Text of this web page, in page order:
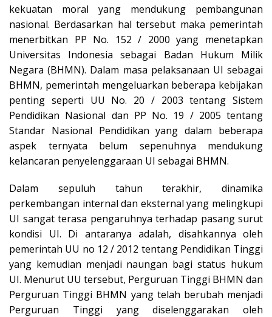
kekuatan moral yang mendukung pembangunan
nasional. Berdasarkan hal tersebut maka pemerintah
menerbitkan PP No. 152 / 2000 yang menetapkan
Universitas Indonesia sebagai Badan Hukum Milik
Negara (BHMN). Dalam masa pelaksanaan UI sebagai
BHMN, pemerintah mengeluarkan beberapa kebijakan
penting seperti UU No. 20 / 2003 tentang Sistem
Pendidikan Nasional dan PP No. 19 / 2005 tentang
Standar Nasional Pendidikan yang dalam beberapa
aspek ternyata belum sepenuhnya mendukung
kelancaran penyelenggaraan UI sebagai BHMN.
Dalam sepuluh tahun terakhir, dinamika
perkembangan internal dan eksternal yang melingkupi
UI sangat terasa pengaruhnya terhadap pasang surut
kondisi UI. Di antaranya adalah, disahkannya oleh
pemerintah UU no 12 / 2012 tentang Pendidikan Tinggi
yang kemudian menjadi naungan bagi status hukum
UI. Menurut UU tersebut, Perguruan Tinggi BHMN dan
Perguruan Tinggi BHMN yang telah berubah menjadi
Perguruan Tinggi yang diselenggarakan oleh